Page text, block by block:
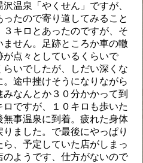
温泉「やくせん」ですが、
たので寄り道してみること
キロとあったのですが、そ
せん。足跡ところか車の轍
点々としているくらいで
いでしたが、しだい深くな
途中挫けそうになりながら
なんとか３０分かかって到
ですが、１０キロも歩いた
事温泉に到着。疲れた身体
ました。で最後にやっぱり
、予定していた店がしまっ
ようです、仕方がないので